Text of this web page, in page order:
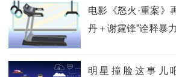
电影《怒火·重案》
丹＋谢霆锋”诠释暴
明星撞脸这事儿